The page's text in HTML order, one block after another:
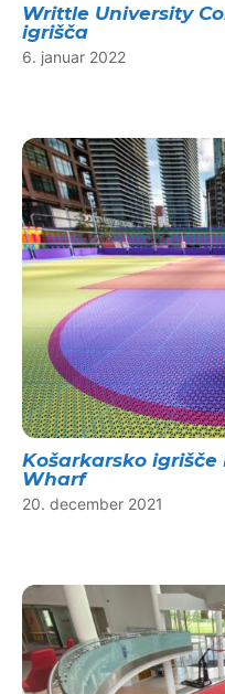
Writtle University
igrišča
6. januar 2022
Košarkarsko
Wharf
20. december 2021